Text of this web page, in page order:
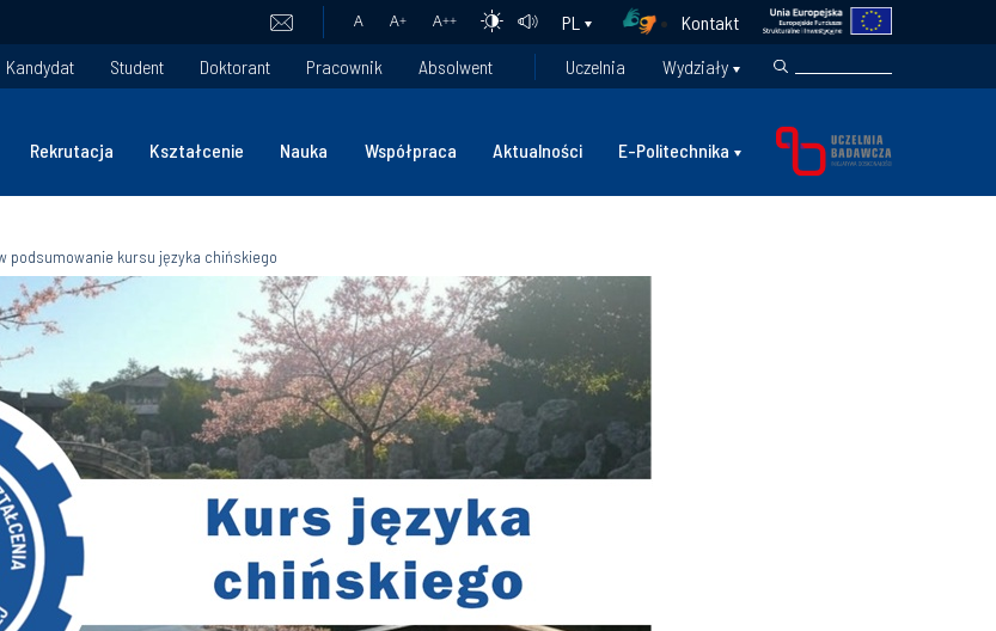
A A+ A++ PL
Kontakt
Kandydat
Student Doktorant Pracownik Absolwent Uczelnia Wydziały
Rekrutacja Kształcenie Nauka Współpraca Aktualności E-Politechnika
podsumowanie kursu języka chińskiego